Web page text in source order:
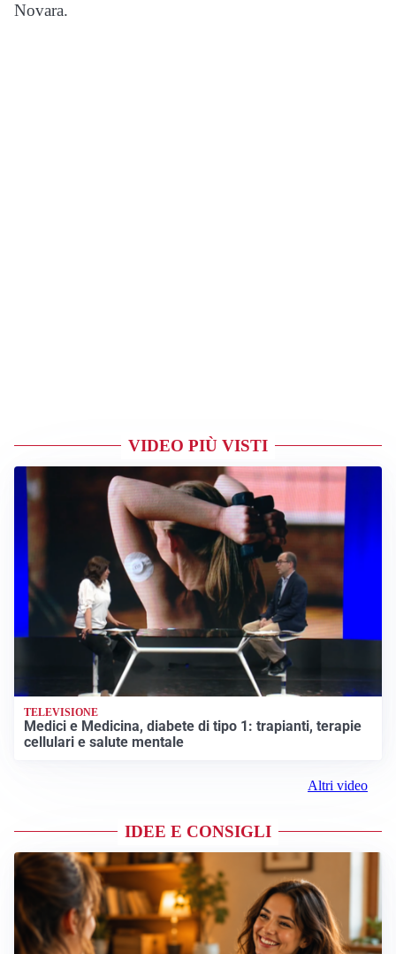
Novara.
VIDEO PIÙ VISTI
TELEVISIONE
Medici e Medicina, diabete di tipo 1: trapianti, terapie
cellulari e salute mentale
Altri video
IDEE E CONSIGLI